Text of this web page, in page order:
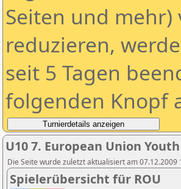
Seiten und mehr)
reduzieren,
seit 5 Tagen
folgenden Knopf
U10 7. European Union
Die Seite wurde zuletzt aktualisiert am
Spielerübersicht für ROU